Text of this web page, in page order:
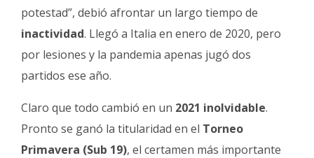
potestad”, debió afrontar un largo tiempo de
inactividad. Llegó a Italia en enero de 2020, pero
por lesiones y la pandemia apenas jugó dos
partidos ese año.
Claro que todo cambió en un 2021 inolvidable.
Pronto se ganó la titularidad en el Torneo
Primavera (Sub 19), el certamen más importante